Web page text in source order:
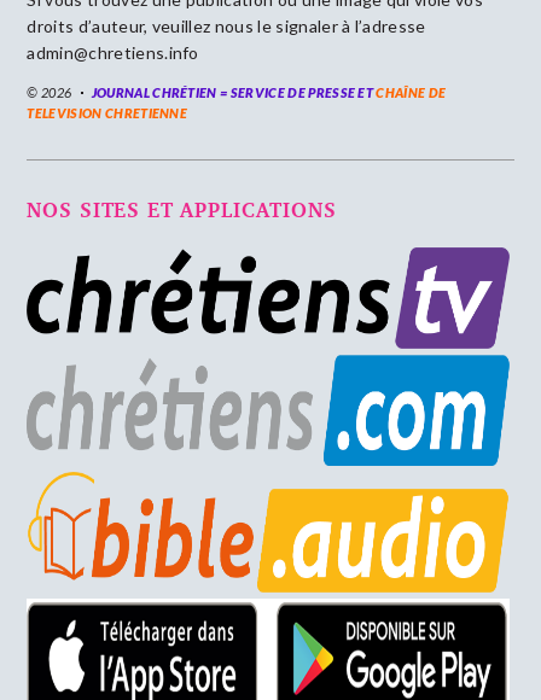
droits d’auteur, veuillez nous le signaler à l’adresse
admin@chretiens.info
© 2026 JOURNAL CHRÉTIEN = SERVICE DE PRESSE ETCHAÎNE DE
TELEVISION CHRETIENNE
NOS SITES ET APPLICATIONS